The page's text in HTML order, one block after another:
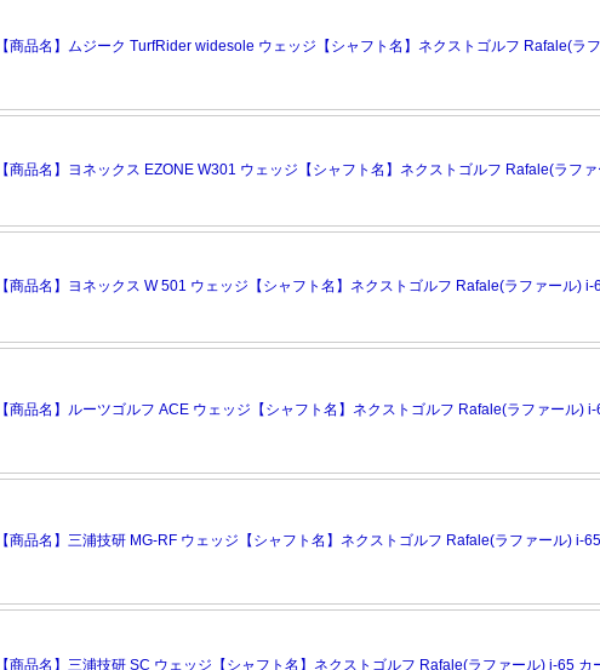
【商品名】ムジーク TurfRider widesole ウェッジ【シャフト名】ネクストゴルフ Rafale(ラ
【商品名】ヨネックス EZONE W301 ウェッジ【シャフト名】ネクストゴルフ Rafale(ラフ
【商品名】ヨネックス W 501 ウェッジ【シャフト名】ネクストゴルフ Rafale(ラファール) i-
【商品名】ルーツゴルフ ACE ウェッジ【シャフト名】ネクストゴルフ Rafale(ラファール)
【商品名】三浦技研 MG-RF ウェッジ【シャフト名】ネクストゴルフ Rafale(ラファール) i-
【商品名】三浦技研 SC ウェッジ【シャフト名】ネクストゴルフ Rafale(ラファール) i-65 カ